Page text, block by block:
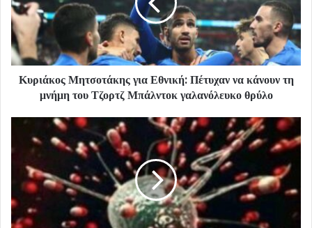
Κυριάκος Μητσοτάκης για Εθνική: Πέτυχαν να κάνουν τη
μνήμη του Τζορτζ Μπάλντοκ γαλανόλευκο θρύλο